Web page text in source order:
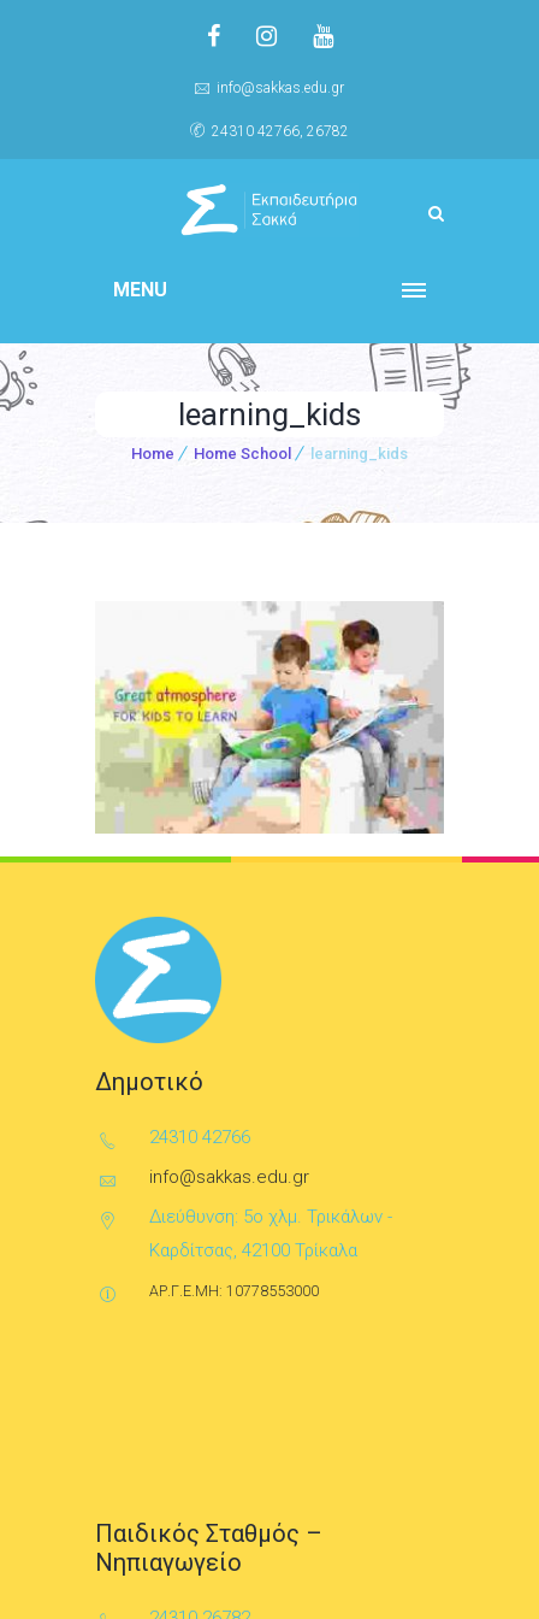
info@sakkas.edu.gr
24310 42766, 26782
MENU
learning_kids
Home Home School learning_kids
Δημοτικό
24310 42766
info@sakkas.edu.gr
Διεύθυνση: 5ο χλμ. Τρικάλων -
Καρδίτσας, 42100 Τρίκαλα
ΑΡ.Γ.Ε.ΜΗ: 10778553000
Παιδικός Σταθμός –
Νηπιαγωγείο